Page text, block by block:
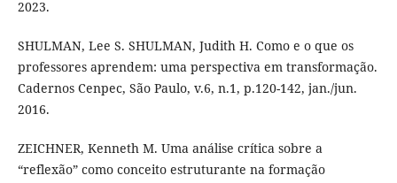
2023.
SHULMAN, Lee S. SHULMAN, Judith H. Como e o que os
professores aprendem: uma perspectiva em transformação.
Cadernos Cenpec, São Paulo, v.6, n.1, p.120-142, jan./jun.
2016.
ZEICHNER, Kenneth M. Uma análise crítica sobre a
“reflexão” como conceito estruturante na formação